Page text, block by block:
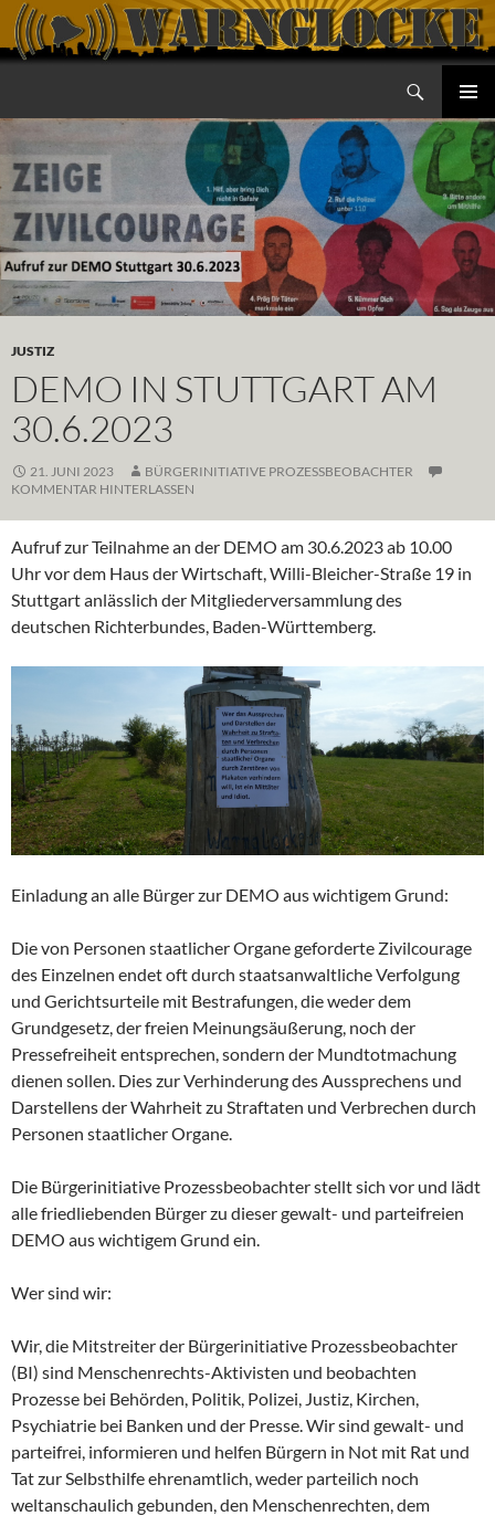
Zum
Inhalt
springen
MENÜ
JUSTIZ
DEMO IN STUTTGART AM
30.6.2023
21. JUNI 2023
BÜRGERINITIATIVE PROZESSBEOBACHTER
KOMMENTAR HINTERLASSEN
Aufruf zur Teilnahme an der DEMO am 30.6.2023 ab 10.00
Uhr vor dem Haus der Wirtschaft, Willi-Bleicher-Straße 19 in
Stuttgart anlässlich der Mitgliederversammlung des
deutschen Richterbundes, Baden-Württemberg.
Einladung an alle Bürger zur DEMO aus wichtigem Grund:
Die von Personen staatlicher Organe geforderte Zivilcourage
des Einzelnen endet oft durch staatsanwaltliche Verfolgung
und Gerichtsurteile mit Bestrafungen, die weder dem
Grundgesetz, der freien Meinungsäußerung, noch der
Pressefreiheit entsprechen, sondern der Mundtotmachung
dienen sollen. Dies zur Verhinderung des Aussprechens und
Darstellens der Wahrheit zu Straftaten und Verbrechen durch
Personen staatlicher Organe.
Die Bürgerinitiative Prozessbeobachter stellt sich vor und lädt
alle friedliebenden Bürger zu dieser gewalt- und parteifreien
DEMO aus wichtigem Grund ein.
Wer sind wir:
Wir, die Mitstreiter der Bürgerinitiative Prozessbeobachter
(BI) sind Menschenrechts-Aktivisten und beobachten
Prozesse bei Behörden, Politik, Polizei, Justiz, Kirchen,
Psychiatrie bei Banken und der Presse. Wir sind gewalt- und
parteifrei, informieren und helfen Bürgern in Not mit Rat und
Tat zur Selbsthilfe ehrenamtlich, weder parteilich noch
weltanschaulich gebunden, den Menschenrechten, dem